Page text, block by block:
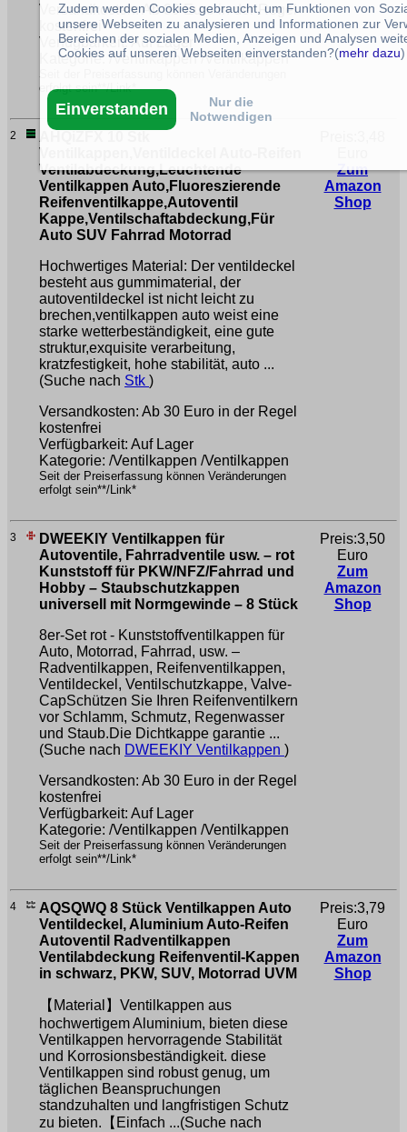
Versandkosten: Ab 30 Euro in der Regel
kostenfrei
Verfügbarkeit: Auf Lager
Kategorie: /Ventilkappen /Ventilkappen
Seit der Preiserfassung können Veränderungen
erfolgt sein**/Link*
2
Ventilkappen,Ventildeckel Auto-Reifen
Ventilabdeckung,Leuchtende
Ventilkappen Auto,Fluoreszierende
Reifenventilkappe,Autoventil
Kappe,Ventilschaftabdeckung,Für
Auto SUV Fahrrad Motorrad
Hochwertiges Material: Der ventildeckel
besteht aus gummimaterial, der
autoventildeckel ist nicht leicht zu
brechen,ventilkappen auto weist eine
starke wetterbeständigkeit, eine gute
struktur,exquisite verarbeitung,
kratzfestigkeit, hohe stabilität, auto ...
(Suche nach Stk )
Versandkosten: Ab 30 Euro in der Regel
kostenfrei
Verfügbarkeit: Auf Lager
Kategorie: /Ventilkappen /Ventilkappen
Seit der Preiserfassung können Veränderungen
erfolgt sein**/Link*
Zum
Amazon
Shop
3
DWEEKIY Ventilkappen für
Autoventile, Fahrradventile usw. – rot
Kunststoff für PKW/NFZ/Fahrrad und
Hobby – Staubschutzkappen
universell mit Normgewinde – 8 Stück
8er-Set rot - Kunststoffventilkappen für
Auto, Motorrad, Fahrrad, usw. –
Radventilkappen, Reifenventilkappen,
Ventildeckel, Ventilschutzkappe, Valve-
CapSchützen Sie Ihren Reifenventilkern
vor Schlamm, Schmutz, Regenwasser
und Staub.Die Dichtkappe garantie ...
(Suche nach DWEEKIY Ventilkappen )
Versandkosten: Ab 30 Euro in der Regel
kostenfrei
Verfügbarkeit: Auf Lager
Kategorie: /Ventilkappen /Ventilkappen
Seit der Preiserfassung können Veränderungen
erfolgt sein**/Link*
Preis:3,50
Euro
Zum
Amazon
Shop
4
AQSQWQ 8 Stück Ventilkappen Auto
Ventildeckel, Aluminium Auto-Reifen
Autoventil Radventilkappen
Ventilabdeckung Reifenventil-Kappen
in schwarz, PKW, SUV, Motorrad UVM
【Material】Ventilkappen aus
hochwertigem Aluminium, bieten diese
Ventilkappen hervorragende Stabilität
und Korrosionsbeständigkeit. diese
Ventilkappen sind robust genug, um
täglichen Beanspruchungen
standzuhalten und langfristigen Schutz
zu bieten.【Einfach ...(Suche nach
Preis:3,79
Euro
Zum
Amazon
Shop
Zudem werden Cookies gebraucht, um Funktionen von
unsere Webseiten zu analysieren und Informationen zur
Bereichen der sozialen Medien, Anzeigen und Analysen
Cookies auf unseren Webseiten einverstanden?(mehr dazu)
Einverstanden
Nur die
Notwendigen